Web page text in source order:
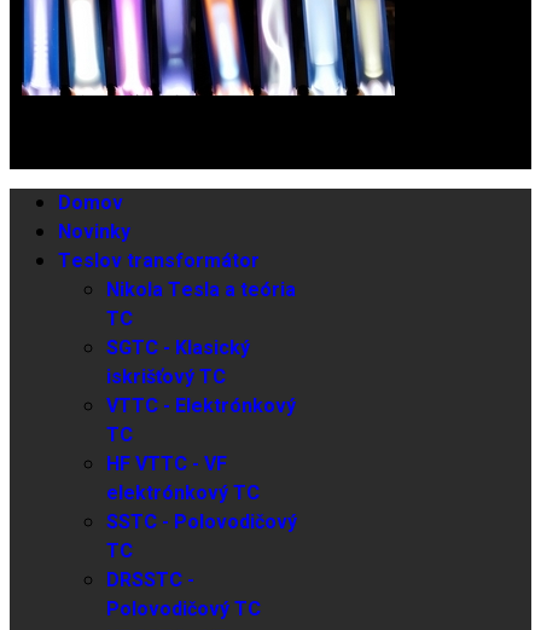
Domov
Novinky
Teslov transformátor
Nikola Tesla a teória
TC
SGTC - Klasický
iskrišťový TC
VTTC - Elektrónkový
TC
HF VTTC - VF
elektrónkový TC
SSTC - Polovodičový
TC
DRSSTC -
Polovodičový TC